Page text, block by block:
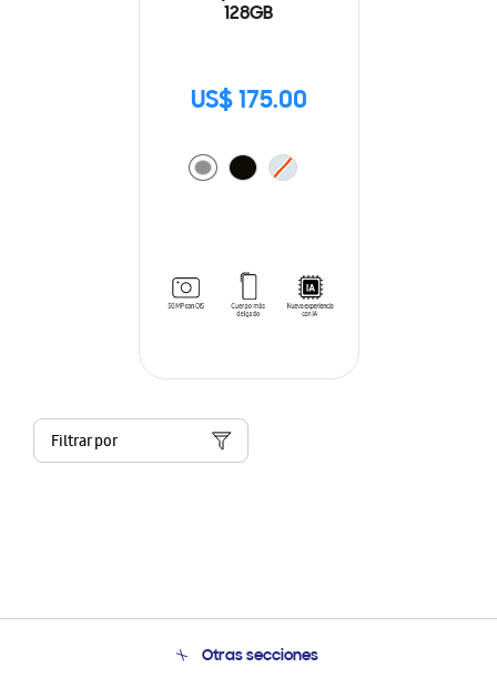
128GB
US$ 175.00
Filtrar por
Otras secciones